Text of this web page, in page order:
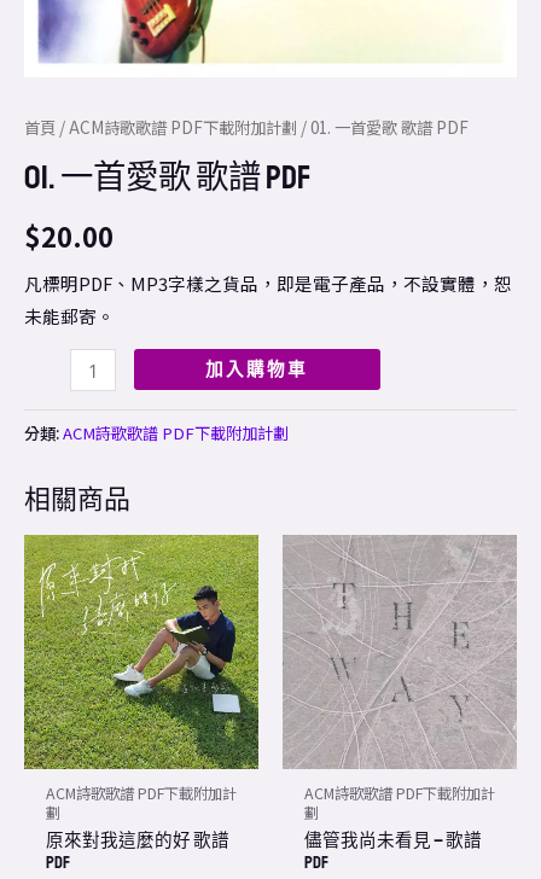
首頁 /ACM詩歌歌譜 PDF下載附加計劃 / 01. 一首愛歌 歌譜 PDF
01. 一首愛歌 歌譜 PDF
$20.00
凡標明PDF、MP3字樣之貨品，即是電子產品，不設實體，恕
未能郵寄。
加入購物車
分類:ACM詩歌歌譜 PDF下載附加計劃
相關商品
ACM詩歌歌譜 PDF下載附加計
劃
原來對我這麼的好 歌譜
PDF
ACM詩歌歌譜 PDF下載附加計
劃
儘管我尚未看見 – 歌譜
PDF